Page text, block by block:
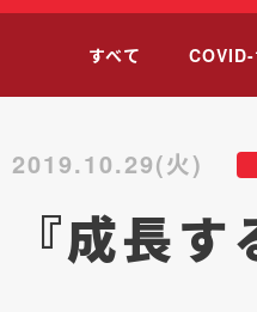
すべて
2019.10.29(火)
『成長